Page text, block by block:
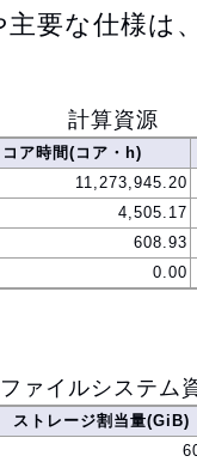
要な仕様は
計算資源
コア時間(コア・h)
11,273,945.20
4,505.17
608.93
0.00
ファイルシステム
ストレージ割当量(GiB)